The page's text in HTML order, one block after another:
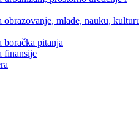
socijalnu politiku, zdravstvo,
prostorno uređenje i
obrazovanje, mlade, nauku,
pitanja